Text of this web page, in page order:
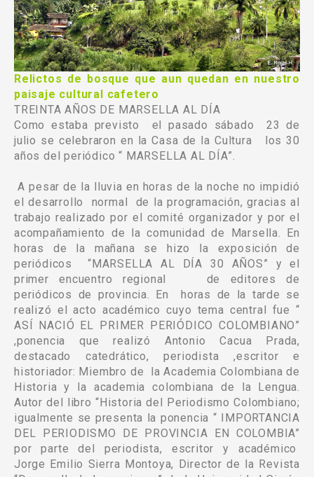
Relictos de bosque que aun quedan en nuestro
paisaje cultural cafetero
TREINTA AÑOS DE MARSELLA AL DÍA
Como estaba previsto el pasado sábado 23 de
julio se celebraron en la Casa de la Cultura los 30
años del periódico “ MARSELLA AL DÍA”.
A pesar de la lluvia en horas de la noche no impidió
el desarrollo normal de la programación, gracias al
trabajo realizado por el comité organizador y por el
acompañamiento de la comunidad de Marsella. En
horas de la mañana se hizo la exposición de
periódicos “MARSELLA AL DÍA 30 AÑOS” y el
primer encuentro regional de editores de
periódicos de provincia. En horas de la tarde se
realizó el acto académico cuyo tema central fue “
ASÍ NACIÓ EL PRIMER PERIÓDICO COLOMBIANO”
,ponencia que realizó Antonio Cacua Prada,
destacado catedrático, periodista ,escritor e
historiador: Miembro de la Academia Colombiana de
Historia y la academia colombiana de la Lengua.
Autor del libro “Historia del Periodismo Colombiano;
igualmente se presenta la ponencia “ IMPORTANCIA
DEL PERIODISMO DE PROVINCIA EN COLOMBIA”
por parte del periodista, escritor y académico
Jorge Emilio Sierra Montoya, Director de la Revista